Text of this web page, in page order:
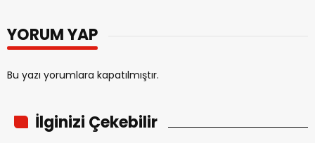
YORUM YAP
Bu yazı yorumlara kapatılmıştır.
İlginizi Çekebilir